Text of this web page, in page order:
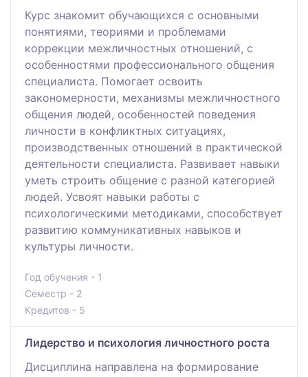
Курс знакомит обучающихся с основными
понятиями, теориями и проблемами
коррекции межличностных отношений, с
особенностями профессионального общения
специалиста. Помогает освоить
закономерности, механизмы межличностного
общения людей, особенностей поведения
личности в конфликтных ситуациях,
производственных отношений в практической
деятельности специалиста. Развивает навыки
уметь строить общение с разной категорией
людей. Усвоят навыки работы с
психологическими методиками, способствует
развитию коммуникативных навыков и
культуры личности.
Год обучения - 1
Семестр - 2
Кредитов - 5
Лидерство и психология личностного роста
Дисциплина направлена на формирование